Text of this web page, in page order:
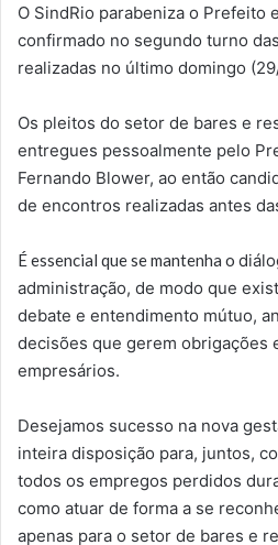
O SindRio parabeniza o Prefeito
confirmado no segundo turno
realizadas no último domingo
Os pleitos do setor de bares e
entregues pessoalmente pelo
Fernando Blower, ao então
de encontros realizadas antes
É essencial que se mantenha o
administração, de modo que
debate e entendimento mútuo,
decisões que gerem obrigações
empresários.
Desejamos sucesso na nova
inteira disposição para, juntos,
todos os empregos perdidos
como atuar de forma a se
apenas para o setor de bares e